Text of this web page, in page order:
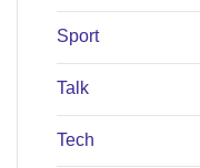
Sport
Talk
Tech